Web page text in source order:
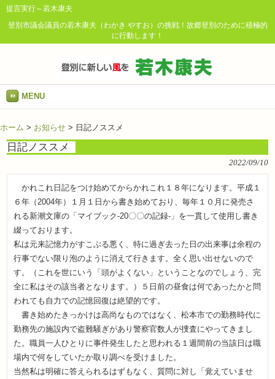
提言実行～若木康夫
登別市議会議員の若木康夫（わかき やすお）の挑戦！故郷登別のために積極的
に行動します！
MENU
ホーム > お知らせ > 日記ノススメ
日記ノススメ
2022/09/10
かれこれ日記をつけ始めてからかれこれ１８年になります。平成１
６年（2004年）１月１日から書き始めており、毎年１０月に発売さ
れる新潮文庫の「マイブック-20〇〇の記録-」を一貫して使用し書き
綴っております。
私は元来記憶力がすこぶる悪く、特に過ぎ去った日の出来事は余程の
行事でない限り泡のように消えて行きます。全く思い出せないので
す。（これを世にいう「頭がよくない」ということなのでしょう、完
全に私はその該当者となります。）５日前の昼食は何であったかと問
われても自力での記憶回復は絶望的です。
書き始めたきっかけは高尚なものではなく、松本市での勤務時代に
勤務先の施設内で盗難騒ぎがあり警察官数人が捜査にやってきまし
た。職員一人ひとりに事件発生したと思われる１週間前の当該日は職
場内で何をしていたか取り調べを受けました。
当然私は明確に答えられるはずもなく、質問に対し「覚えていませ